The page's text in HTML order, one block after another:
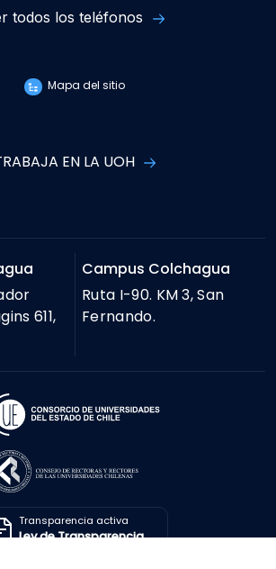
todos los teléfonos
Mapa del sitio
EN LA UOH
611,
Campus Colchagua
Ruta I-90. KM 3, San
Fernando.
Transparencia activa
Ley de Transparencia